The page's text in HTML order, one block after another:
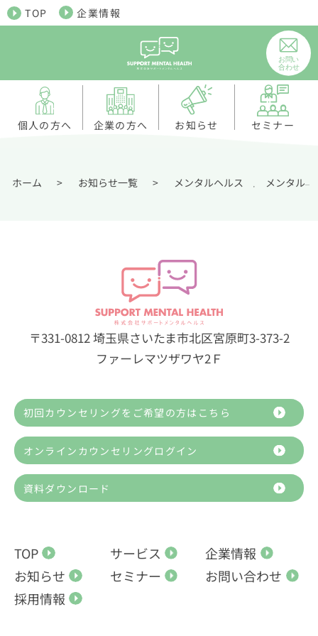
TOP 企業情報
個人の方へ 企業の方へ お知らせ セミナー
ホーム > お知らせ一覧 > メンタルヘルス , メンタル不調・精神疾患解説
〒331-0812 埼玉県さいたま市北区宮原町3-373-2
ファーレマツザワヤ2Ｆ
初回カウンセリングをご希望の方はこちら
オンラインカウンセリングログイン
資料ダウンロード
TOP サービス
企業情報
お知らせ
セミナー
お問い合わせ
採用情報